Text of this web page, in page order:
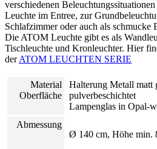
verschiedenen
Leuchte im Entree, zur
Schlafzimmer oder auch als schmucke
Die ATOM Leuchte gibt es als
Tischleuchte und Kronleuchter. Hier
derATOM LEUCHTEN SERIE
Material
Oberfläche
Halterung Metall matt
pulverbeschichtet
Lampenglas in Opal-
Abmessung
Ø 140 cm, Höhe min.